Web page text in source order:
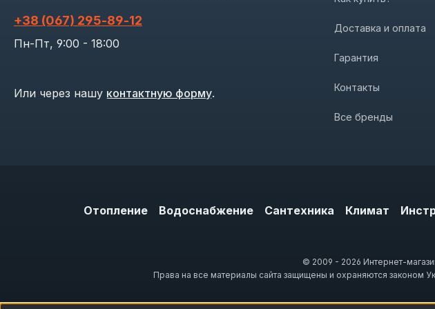
+38 (067) 295‑89‑12
Пн-Пт, 9:00 - 18:00
Или через нашу контактную форму.
Доставка и оплата
Гарантия
Контакты
Все бренды
Отопление Водоснабжение Сантехника Климат
© 2009 - 2026 Интернет-
Права на все материалы сайта защищены и охраняются законом